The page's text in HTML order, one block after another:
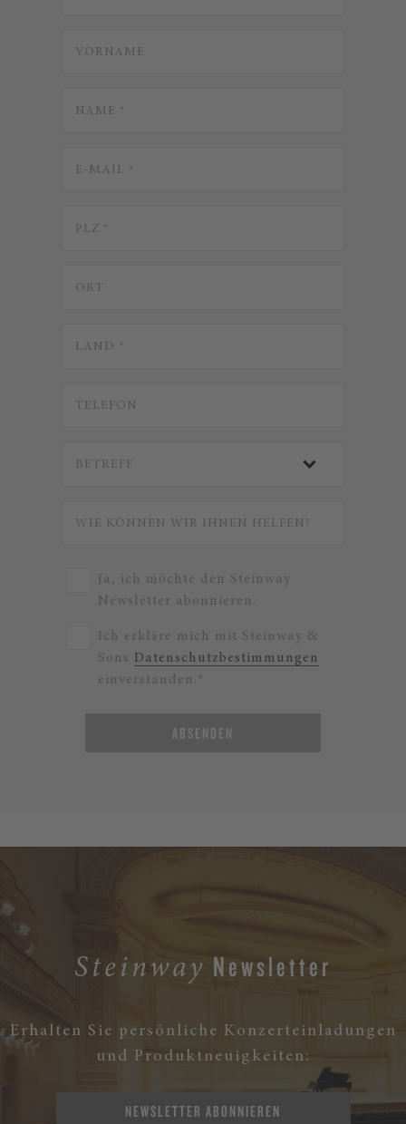
Ja, ich möchte den Steinway
Newsletter abonnieren.
Ich erkläre mich mit Steinway &
Sons Datenschutzbestimmungen
einverstanden.*
ABSENDEN
Steinway Newsletter
Erhalten Sie persönliche Konzerteinladungen
und Produktneuigkeiten:
NEWSLETTER ABONNIEREN